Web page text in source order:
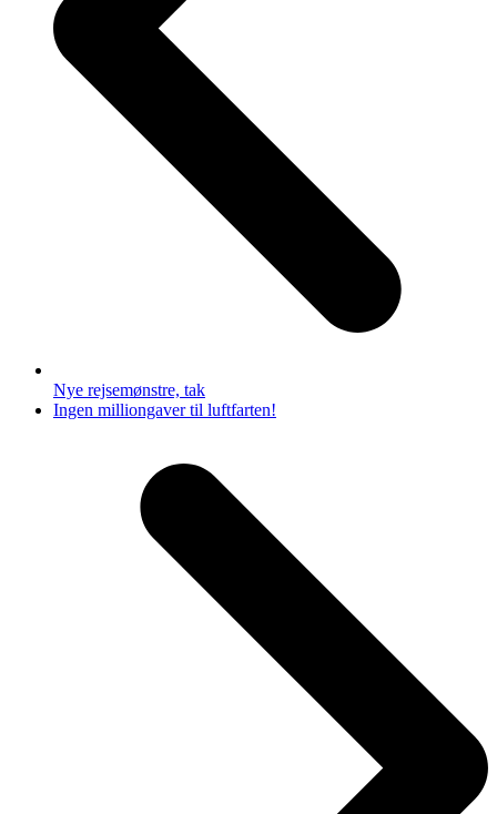
Nye rejsemønstre, tak
next
Ingen milliongaver til luftfarten!